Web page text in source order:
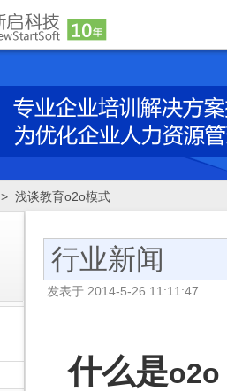
> 浅谈教育o2o模式
行业新闻
发表于 2014-5-26 11:11:47
什么是o2o